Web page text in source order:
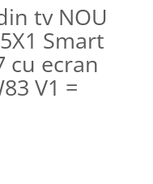
tv NOU
Smart
cu ecran
V1 =